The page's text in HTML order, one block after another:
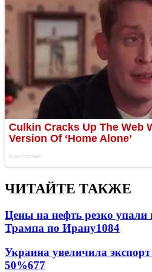
ЧИТАЙТЕ ТАКЖЕ
Цены на нефть резко упали
Трампа по Ирану1084
Украина увеличила экспорт
50%677